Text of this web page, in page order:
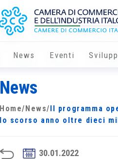
News Eventi
News
Home/ News/
Il programma
lo scorso anno oltre dieci
30.01.2022